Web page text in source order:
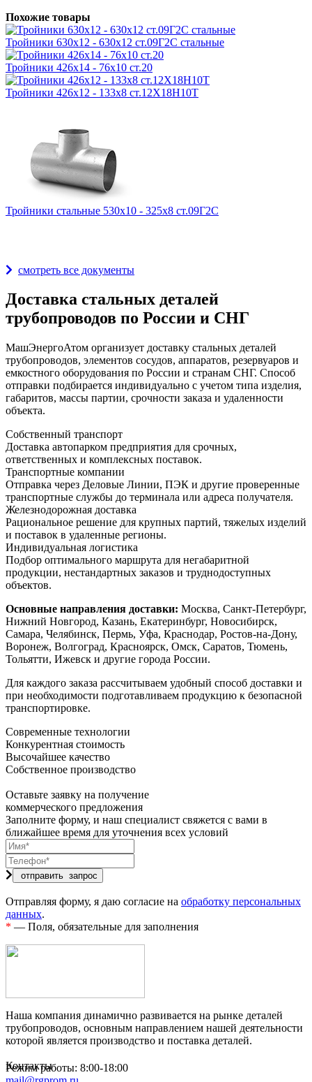
Похожие товары
Тройники 630х12 - 630х12 ст.09Г2С стальные
Тройники 426х14 - 76х10 ст.20
Тройники 426х12 - 133х8 ст.12Х18Н10Т
Тройники стальные 530х10 - 325х8 ст.09Г2С
смотреть все документы
Доставка стальных деталей
трубопроводов по России и СНГ
МашЭнергоАтом организует доставку стальных деталей
трубопроводов, элементов сосудов, аппаратов, резервуаров и
емкостного оборудования по России и странам СНГ. Способ
отправки подбирается индивидуально с учетом типа изделия,
габаритов, массы партии, срочности заказа и удаленности
объекта.
Собственный транспорт
Доставка автопарком предприятия для срочных,
ответственных и комплексных поставок.
Транспортные компании
Отправка через Деловые Линии, ПЭК и другие проверенные
транспортные службы до терминала или адреса получателя.
Железнодорожная доставка
Рациональное решение для крупных партий, тяжелых изделий
и поставок в удаленные регионы.
Индивидуальная логистика
Подбор оптимального маршрута для негабаритной
продукции, нестандартных заказов и труднодоступных
объектов.
Основные направления доставки: Москва, Санкт-Петербург,
Нижний Новгород, Казань, Екатеринбург, Новосибирск,
Самара, Челябинск, Пермь, Уфа, Краснодар, Ростов-на-Дону,
Воронеж, Волгоград, Красноярск, Омск, Саратов, Тюмень,
Тольятти, Ижевск и другие города России.
Для каждого заказа рассчитываем удобный способ доставки и
при необходимости подготавливаем продукцию к безопасной
транспортировке.
Современные технологии
Конкурентная стоимость
Высочайшее качество
Собственное производство
Оставьте заявку на получение
коммерческого предложения
Заполните форму, и наш специалист свяжется с вами в
ближайшее время для уточнения всех условий
Отправляя форму, я даю согласие на обработку персональных
данных.
* — Поля, обязательные для заполнения
Наша компания динамично развивается на рынке деталей
трубопроводов, основным направлением нашей деятельности
которой является производство и поставка деталей.
Контакты
Режим работы: 8:00-18:00